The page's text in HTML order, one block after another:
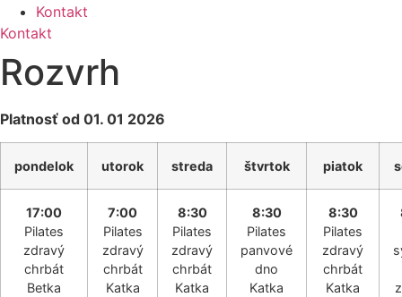
Kontakt
Kontakt
Rozvrh
Platnosť od 01. 01 2026
pondelok utorok streda štvrtok piatok
17:00
Pilates
zdravý
chrbát
Betka
7:00
Pilates
zdravý
chrbát
Katka
8:30
Pilates
zdravý
chrbát
Katka
8:30
Pilates
panvové
dno
Katka
8:30
Pilates
zdravý
chrbát
Katka